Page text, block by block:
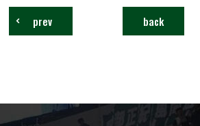
back
prev